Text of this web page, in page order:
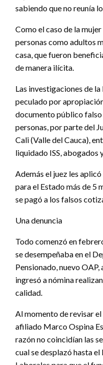
sabiendo que no reunía
Como el caso de la
personas como adultos
casa, que fueron
de manera ilícita.
Las investigaciones de
peculado por
documento público
personas, por parte del
Cali (Valle del Cauca),
liquidado ISS, abogados
Además el juez les
para el Estado más de 5
se pagó a los falsos
Una denuncia
Todo comenzó en
se desempeñaba en el
Pensionado, nuevo
ingresó a nómina
calidad.
Al momento de revisar
afiliado Marco Ospina
razón no coincidían las
cual se desplazó hasta